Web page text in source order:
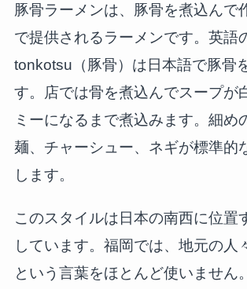
豚骨ラーメンは、豚骨を煮込んで
で提供されるラーメンです。英語
tonkotsu（豚骨）は日本語で豚骨
す。店では骨を煮込んでスープが
ミーになるまで煮込みます。細め
麺、チャーシュー、ネギが標準的
します。
このスタイルは日本の南西に位置
しています。福岡では、地元の人
という言葉をほとんど使いません